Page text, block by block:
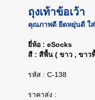
ถุงเท้าข้อเว้า
คุณภาพดี ยืดหยุ่นดี ใ
ยี่ห้อ : eSocks
สี : สีพื้น ( ขาว , ขาว
รหัส : C-138
ราคาส่ง :